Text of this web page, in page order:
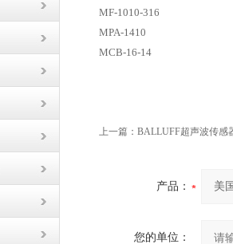
MF-1010-316
MPA-1410
MCB-16-14
上一篇： BALLUFF超声波传感
产品：
您的单位：